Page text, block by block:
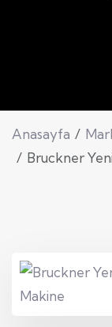
Anasayfa
Bruckner Yeni